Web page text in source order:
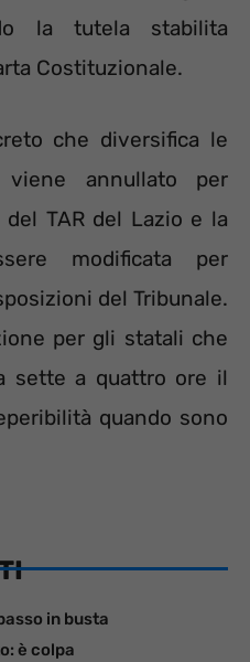
la tutela stabilita
Costituzionale.
che diversifica le
annullato per
TAR del Lazio e la
modificata per
del Tribunale.
per gli statali che
sette a quattro ore il
quando sono
in busta
è colpa